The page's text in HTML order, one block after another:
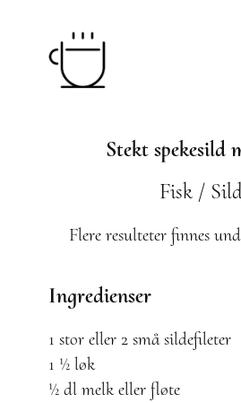
Stekt spekesild
Fisk / Sild
Flere resulteter finnes
Ingredienser
1 stor eller 2 små sildefileter
1 ½ løk
½ dl melk eller fløte